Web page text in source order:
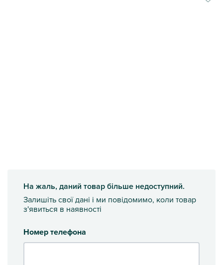
На жаль, даний товар більше недоступний.
Залишіть свої дані і ми повідомимо, коли товар
з'явиться в наявності
Номер телефона